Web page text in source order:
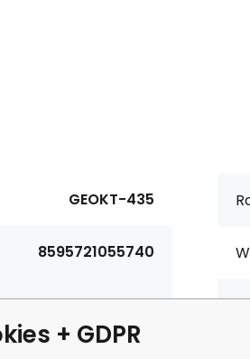
GEOKT-435
8595721055740
Bawełna 100%
+ GDPR